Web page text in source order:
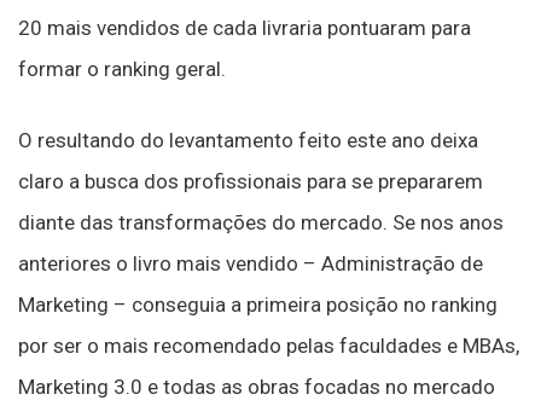
20 mais vendidos de cada livraria pontuaram para
formar o ranking geral.
O resultando do levantamento feito este ano deixa
claro a busca dos profissionais para se prepararem
diante das transformações do mercado. Se nos anos
anteriores o livro mais vendido – Administração de
Marketing – conseguia a primeira posição no ranking
por ser o mais recomendado pelas faculdades e MBAs,
Marketing 3.0 e todas as obras focadas no mercado